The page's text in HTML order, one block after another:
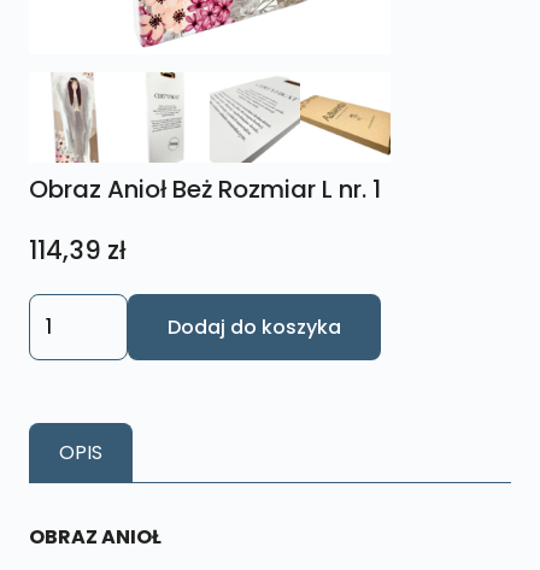
Obraz Anioł Beż Rozmiar L nr. 1
114,39 zł
ilość
Obraz
Rozmiar
1
Dodaj do koszyka
OPIS
OBRAZ ANIOŁ